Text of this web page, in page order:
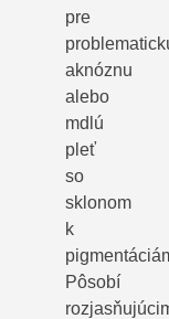
pre
aknóznu
alebo
mdlú
pleť
so
sklonom
k
Pôsobí